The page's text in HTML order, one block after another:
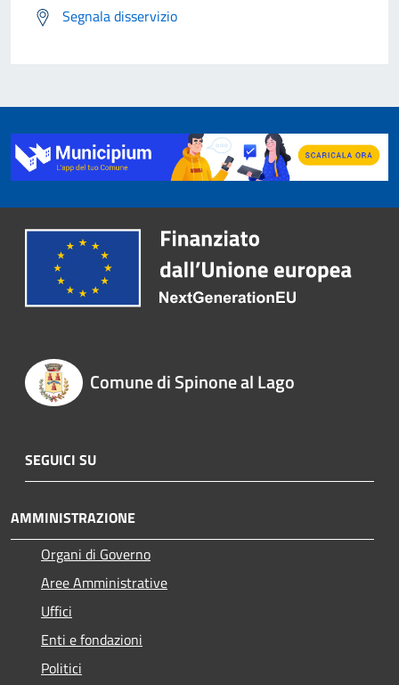
Segnala disservizio
Comune di Spinone al Lago
SEGUICI SU
AMMINISTRAZIONE
Organi di Governo
Aree Amministrative
Uffici
Enti e fondazioni
Politici